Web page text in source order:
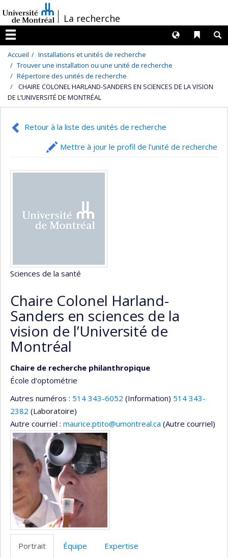
au
contenu
/La recherche
Menu
Liens
Langues
Accueil
Installations et unités de recherche
Trouver une installation ou une unité de recherche
Répertoire des unités de recherche
CHAIRE COLONEL HARLAND-SANDERS EN SCIENCES DE LA VISION
DE L’UNIVERSITÉ DE MONTRÉAL
Retour à la liste des unités de recherche
Mettre à jour le profil de l’unité de recherche
Sciences de la santé
Chaire Colonel Harland-
Sanders en sciences de la
vision de l’Université de
Montréal
Chaire de recherche philanthropique
École d'optométrie
Autres numéros : 514 343-6052 (Information) 514 343-
2382 (Laboratoire)
Autre courriel : maurice.ptito@umontreal.ca (Autre courriel)
Médias
Portrait Équipe Expertise